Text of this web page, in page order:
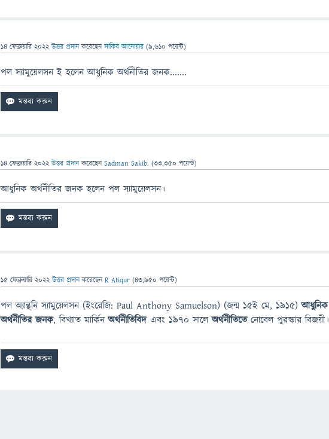
14 ফেব্রুয়ারি 2022 উত্তর প্রদান করেছেনসাকিব আনোয়ার (9,610 পয়েন্ট)
পল স্যামুয়েলসন ই হলেন আধুনিক অর্থনীতির জনক.......
14 ফেব্রুয়ারি 2022 উত্তর প্রদান করেছেনSadman Sakib. (33,350 পয়েন্ট)
আধুনিক অর্থনীতির জনক হলেন পল স্যামুয়েলসন।
15 ফেব্রুয়ারি 2022 উত্তর প্রদান করেছেনR Atiqur (43,950 পয়েন্ট)
পল অ্যান্থনি স্যামুয়েলসন (ইংরেজি: Paul Anthony Samuelson) (জন্ম ১৫ই মে, ১৯১৫)আধুনিক
অর্থনীতির জনক, বিখ্যাত মার্কিনঅর্থনীতিবিদএবং ১৯৭০ সালেঅর্থনীতিতেনোবেল পুরস্কার বিজয়ী।